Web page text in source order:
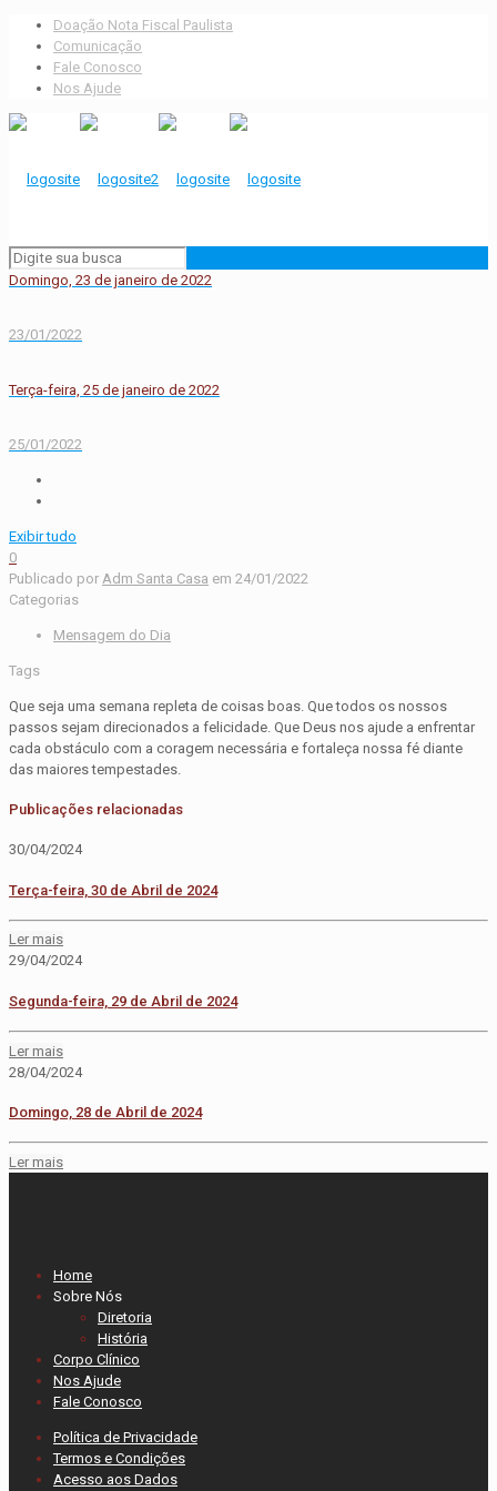
Doação Nota Fiscal Paulista
Comunicação
Fale Conosco
Nos Ajude
Domingo, 23 de janeiro de 2022
23/01/2022
Terça-feira, 25 de janeiro de 2022
25/01/2022
Exibir tudo
0
Publicado por Adm Santa Casa em 24/01/2022
Categorias
Mensagem do Dia
Tags
Que seja uma semana repleta de coisas boas. Que todos os nossos
passos sejam direcionados a felicidade. Que Deus nos ajude a enfrentar
cada obstáculo com a coragem necessária e fortaleça nossa fé diante
das maiores tempestades.
Publicações relacionadas
30/04/2024
Terça-feira, 30 de Abril de 2024
Ler mais
29/04/2024
Segunda-feira, 29 de Abril de 2024
Ler mais
28/04/2024
Domingo, 28 de Abril de 2024
Ler mais
Home
Sobre Nós
Diretoria
História
Corpo Clínico
Nos Ajude
Fale Conosco
Política de Privacidade
Termos e Condições
Acesso aos Dados